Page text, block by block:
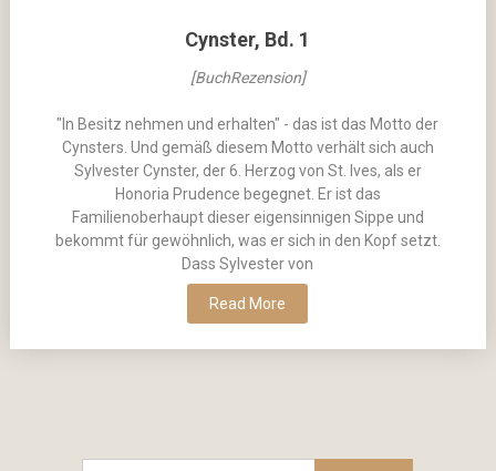
Cynster, Bd. 1
[BuchRezension]
"In Besitz nehmen und erhalten" - das ist das Motto der
Cynsters. Und gemäß diesem Motto verhält sich auch
Sylvester Cynster, der 6. Herzog von St. Ives, als er
Honoria Prudence begegnet. Er ist das
Familienoberhaupt dieser eigensinnigen Sippe und
bekommt für gewöhnlich, was er sich in den Kopf setzt.
Dass Sylvester von
Read More